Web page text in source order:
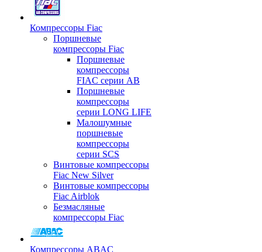
Компрессоры Fiac
Поршневые
компрессоры Fiac
Поршневые
компрессоры
FIAC серии AB
Поршневые
компрессоры
серии LONG LIFE
Малошумные
поршневые
компрессоры
серии SCS
Винтовые компрессоры
Fiac New Silver
Винтовые компрессоры
Fiac Airblok
Безмасляные
компрессоры Fiac
Компрессоры ABAC